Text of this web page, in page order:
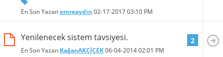
En Son Yazanemreaydin 02-17-201703:10 PM
Yenilenecek sistem tavsiyesi.
En Son Yazan KağanAKÇİÇEK06-04-201402:01 PM
2